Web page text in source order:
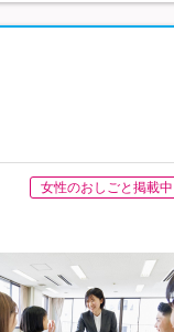
女性のおしごと掲載中